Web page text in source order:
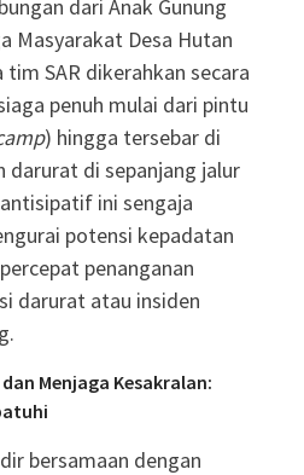
dari Anak Gunung
Masyarakat Desa Hutan
SAR dikerahkan secara
penuh mulai dari pintu
) hingga tersebar di
darurat di sepanjang jalur
ini sengaja
potensi kepadatan
penanganan
darurat atau insiden
.
Menjaga Kesakralan:
bersamaan dengan